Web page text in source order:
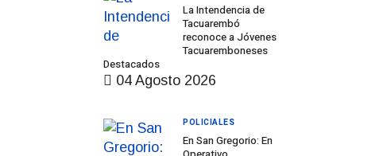
La Intendencia de
Tacuarembó
reconoce a Jóvenes
Tacuaremboneses
Destacados
04 Agosto 2026
En San Gregorio: En
POLICIALES